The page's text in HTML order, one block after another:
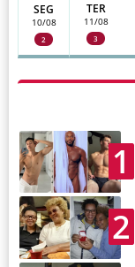
SEG
10/08
2
TER
11/08
3
1
2